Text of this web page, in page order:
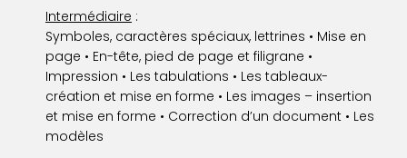
Intermédiaire :
Symboles, caractères spéciaux, lettrines • Mise en
page • En-tête, pied de page et filigrane •
Impression • Les tabulations • Les tableaux-
création et mise en forme • Les images – insertion
et mise en forme • Correction d’un document • Les
modèles